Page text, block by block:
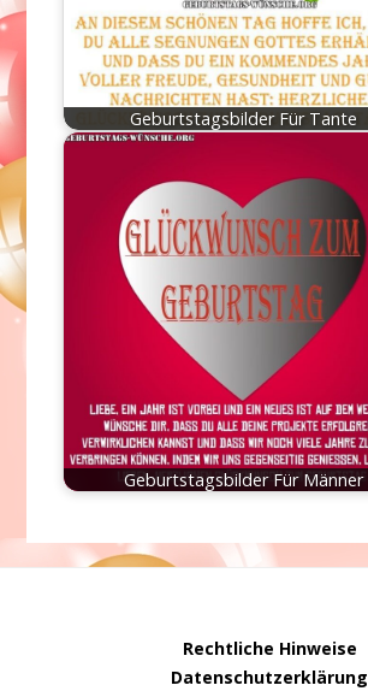
Geburtstagsbilder Für Tante
Geburtstagsbilder Für Männer
Rechtliche Hinweise
Datenschutzerklärung